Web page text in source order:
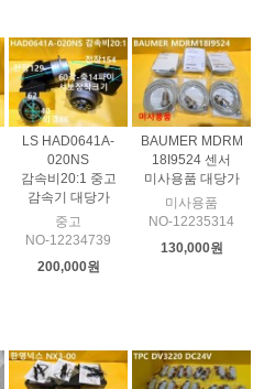
LS HAD0641A-
020NS
감속비20:1 중고
감속기 대당가
중고
NO-12234739
200,000원
BAUMER MDRM
18I9524 센서
미사용품 대당가
미사용품
NO-12235314
130,000원